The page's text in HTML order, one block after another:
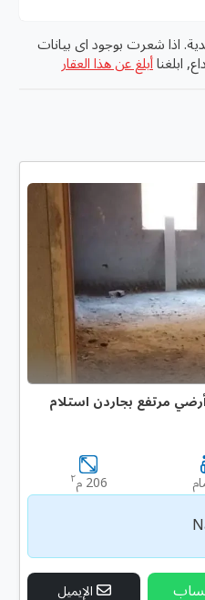
اذا شعرت بوجود اى بيانات
ابلغنا أبلغ عن هذا العقار
مرتفع بجاردن استلام
206 م ٢
الإيميل